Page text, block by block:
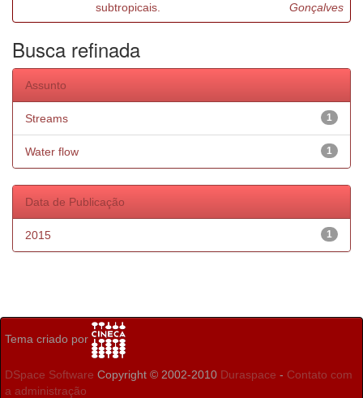
subtropicais.
Gonçalves
Busca refinada
Assunto
1
Streams
1
Water flow
Data de Publicação
1
2015
Tema criado por
DSpace Software Copyright © 2002-2010 Duraspace - Contato com
a administração